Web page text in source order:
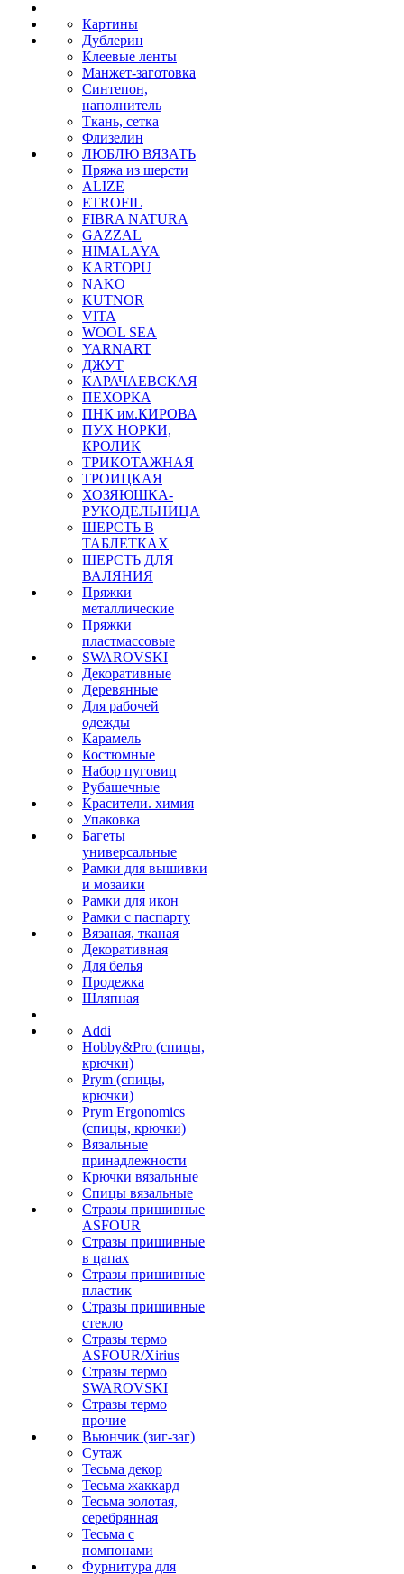
Картины
Дублерин
Клеевые ленты
Манжет-заготовка
Синтепон,
наполнитель
Ткань, сетка
Флизелин
ЛЮБЛЮ ВЯЗАТЬ
Пряжа из шерсти
ALIZE
ETROFIL
FIBRA NATURA
GAZZAL
HIMALAYA
KARTOPU
NAKO
KUTNOR
VITA
WOOL SEA
YARNART
ДЖУТ
КАРАЧАЕВСКАЯ
ПЕХОРКА
ПНК им.КИРОВА
ПУХ НОРКИ,
КРОЛИК
ТРИКОТАЖНАЯ
ТРОИЦКАЯ
ХОЗЯЮШКА-
РУКОДЕЛЬНИЦА
ШЕРСТЬ В
ТАБЛЕТКАХ
ШЕРСТЬ ДЛЯ
ВАЛЯНИЯ
Пряжки
металлические
Пряжки
пластмассовые
SWAROVSKI
Декоративные
Деревянные
Для рабочей
одежды
Карамель
Костюмные
Набор пуговиц
Рубашечные
Красители. химия
Упаковка
Багеты
универсальные
Рамки для вышивки
и мозаики
Рамки для икон
Рамки с паспарту
Вязаная, тканая
Декоративная
Для белья
Продежка
Шляпная
Addi
Hobby&Pro (спицы,
крючки)
Prym (спицы,
крючки)
Prym Ergonomics
(спицы, крючки)
Вязальные
принадлежности
Крючки вязальные
Спицы вязальные
Стразы пришивные
ASFOUR
Стразы пришивные
в цапах
Стразы пришивные
пластик
Стразы пришивные
стекло
Стразы термо
ASFOUR/Xirius
Стразы термо
SWAROVSKI
Стразы термо
прочие
Вьюнчик (зиг-заг)
Сутаж
Тесьма декор
Тесьма жаккард
Тесьма золотая,
серебрянная
Тесьма с
помпонами
Фурнитура для